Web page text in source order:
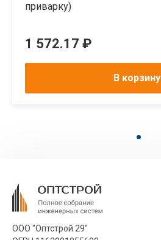
приварку)
1 572.17 ₽
В корзину
ООО "Оптстрой 29"